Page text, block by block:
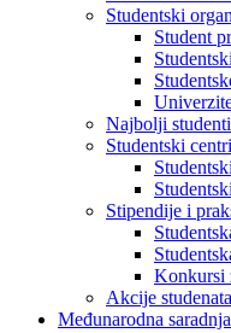
Studentski
Student
Najbolji studenti
Studentski centri
Stipendije i
Konkursi
Akcije studenata
Međunarodna saradnja